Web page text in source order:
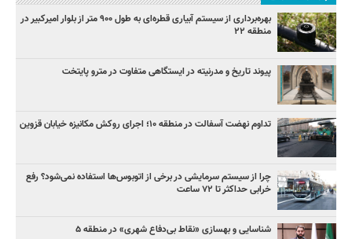
بهره‌برداری از سیستم آبیاری قطره‌ای به طول ۹۰۰ متر از بلوار امیرکبیر در
منطقه ۲۲
پیوند تاریخ و مدرنیته در ایستگاهی متفاوت در مترو پایتخت
تداوم نهضت آسفالت در منطقه ۱۰؛ اجرای روکش مکانیزه خیابان قزوین
چرا از سیستم سرمایشی در برخی از اتوبوس‌ها استفاده نمی‌شود؟ رفع
خرابی حداکثر تا ۷۲ ساعت
شناسایی و بهسازی «نقاط بی‌دفاع شهری» در منطقه ۵